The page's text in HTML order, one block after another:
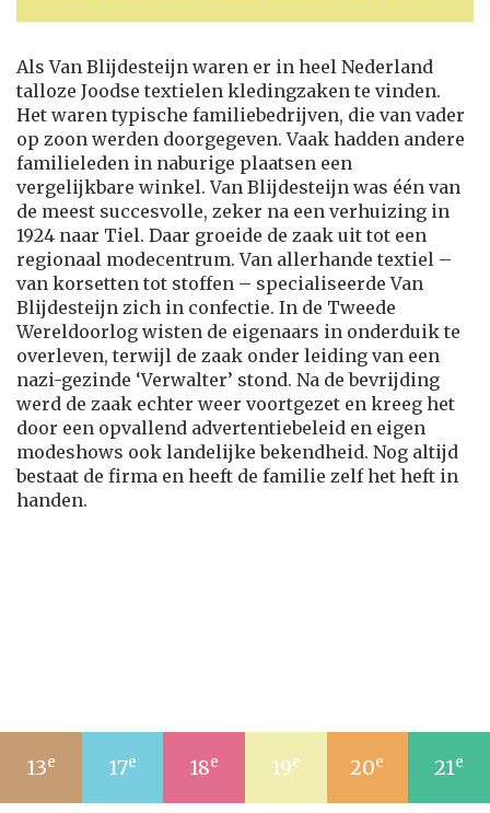
Als Van Blijdesteijn waren er in heel Nederland
talloze Joodse textielen kledingzaken te vinden.
Het waren typische familiebedrijven, die van vader
op zoon werden doorgegeven. Vaak hadden andere
familieleden in naburige plaatsen een
vergelijkbare winkel. Van Blijdesteijn was één van
de meest succesvolle, zeker na een verhuizing in
1924 naar Tiel. Daar groeide de zaak uit tot een
regionaal modecentrum. Van allerhande textiel –
van korsetten tot stoffen – specialiseerde Van
Blijdesteijn zich in confectie. In de Tweede
Wereldoorlog wisten de eigenaars in onderduik te
overleven, terwijl de zaak onder leiding van een
nazi-gezinde ‘Verwalter’ stond. Na de bevrijding
werd de zaak echter weer voortgezet en kreeg het
door een opvallend advertentiebeleid en eigen
modeshows ook landelijke bekendheid. Nog altijd
bestaat de firma en heeft de familie zelf het heft in
handen.
13e 17e 18e 19e 20e 21e